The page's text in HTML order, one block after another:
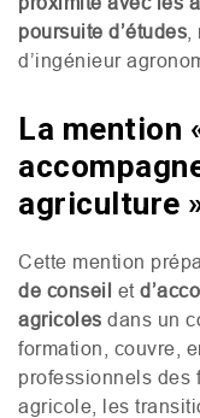
poursuite d’études
d’ingénieur
La mention
agriculture
Cette mention
de conseil et
agricoles dans un
formation, couvre,
professionnels des
agricole, les